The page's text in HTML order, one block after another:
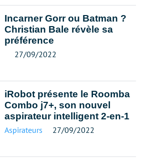
Incarner Gorr ou Batman ?
Christian Bale révèle sa
préférence
27/09/2022
iRobot présente le Roomba
Combo j7+, son nouvel
aspirateur intelligent 2-en-1
Aspirateurs 27/09/2022